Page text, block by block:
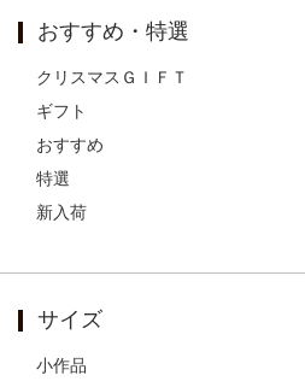
おすすめ・特選
クリスマスＧＩＦＴ
ギフト
おすすめ
特選
新入荷
サイズ
小作品